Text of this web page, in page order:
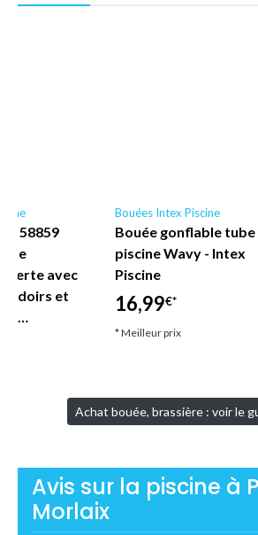
- 58859
avec
et
Bouées Intex Piscine
Bouée gonflable tube
piscine Wavy - Intex
Piscine
16,99€*
* Meilleur prix
Achat bouée, brassière : voir le
Avis sur la piscine à
Morlaix